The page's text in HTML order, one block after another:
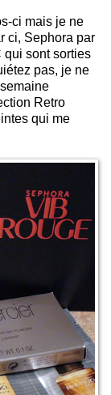
ci mais je ne
ci, Sephora par
qui sont sorties
pas, je ne
Retro
qui me